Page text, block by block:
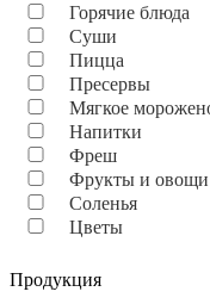
Горячие блюда
Суши
Пицца
Пресервы
Мягкое
Напитки
Фреш
Фрукты и овощи
Соленья
Цветы
Продукция